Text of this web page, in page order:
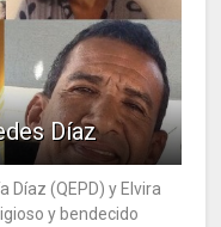
Díaz
Díaz (QEPD) y Elvira
y bendecido